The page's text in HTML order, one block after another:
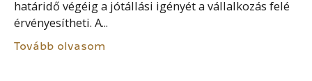
határidő végéig a jótállási igényét a vállalkozás felé
érvényesítheti. A...
Tovább olvasom